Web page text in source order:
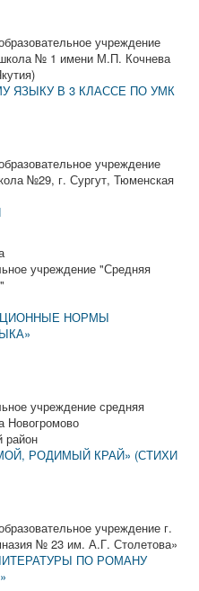
учреждение
№ 1 имени М.П. Кочнева
ЯЗЫКУ В 3 КЛАССЕ ПО УМК
учреждение
№29, г. Сургут, Тюменская
учреждение "Средняя
НОРМЫ
учреждение средняя
Новогромово
район
РОДИМЫЙ КРАЙ» (СТИХИ
учреждение г.
№ 23 им. А.Г. Столетова»
ПО РОМАНУ